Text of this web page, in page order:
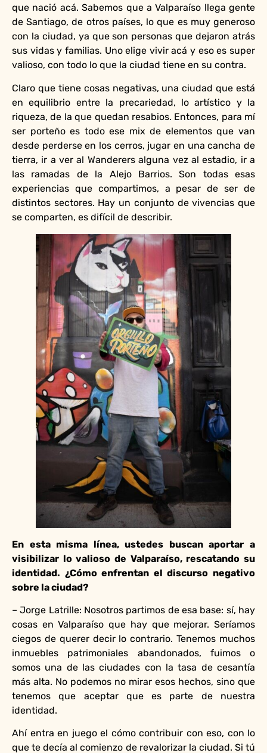
que nació acá. Sabemos que a Valparaíso llega gente
de Santiago, de otros países, lo que es muy generoso
con la ciudad, ya que son personas que dejaron atrás
sus vidas y familias. Uno elige vivir acá y eso es super
valioso, con todo lo que la ciudad tiene en su contra.
Claro que tiene cosas negativas, una ciudad que está
en equilibrio entre la precariedad, lo artístico y la
riqueza, de la que quedan resabios. Entonces, para mí
ser porteño es todo ese mix de elementos que van
desde perderse en los cerros, jugar en una cancha de
tierra, ir a ver al Wanderers alguna vez al estadio, ir a
las ramadas de la Alejo Barrios. Son todas esas
experiencias que compartimos, a pesar de ser de
distintos sectores. Hay un conjunto de vivencias que
se comparten, es difícil de describir.
En esta misma línea, ustedes buscan aportar a
visibilizar lo valioso de Valparaíso, rescatando su
identidad. ¿Cómo enfrentan el discurso negativo
sobre la ciudad?
– Jorge Latrille: Nosotros partimos de esa base: sí, hay
cosas en Valparaíso que hay que mejorar. Seríamos
ciegos de querer decir lo contrario. Tenemos muchos
inmuebles patrimoniales abandonados, fuimos o
somos una de las ciudades con la tasa de cesantía
más alta. No podemos no mirar esos hechos, sino que
tenemos que aceptar que es parte de nuestra
identidad.
Ahí entra en juego el cómo contribuir con eso, con lo
que te decía al comienzo de revalorizar la ciudad. Si tú